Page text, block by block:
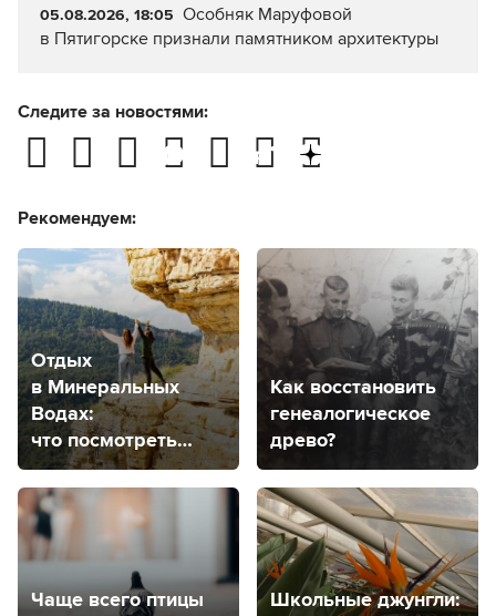
05.08.2026, 18:05 Особняк Маруфовой
в Пятигорске признали памятником архитектуры
Следите за новостями:
Рекомендуем:
Отдых
в Минеральных
Водах:
что посмотреть
в городе
и его окрестностях
Как восстановить
генеалогическое
древо?
Чаще всего птицы
Школьные джунгли: